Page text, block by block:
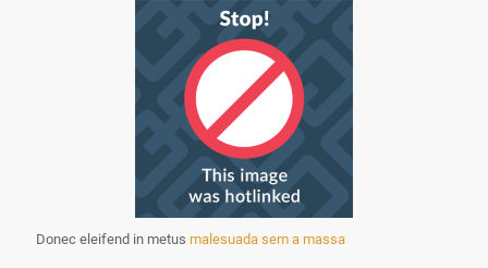
Donec eleifend in metus malesuada sem a massa